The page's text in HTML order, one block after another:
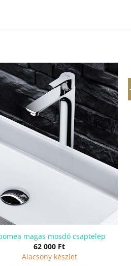
magas mosdó csaptelep
62 000 Ft
Alacsony készlet